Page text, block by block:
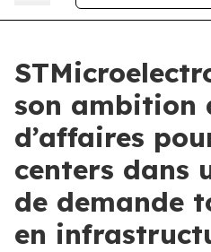
son ambition
d’affaires
centers dans
de demande
en